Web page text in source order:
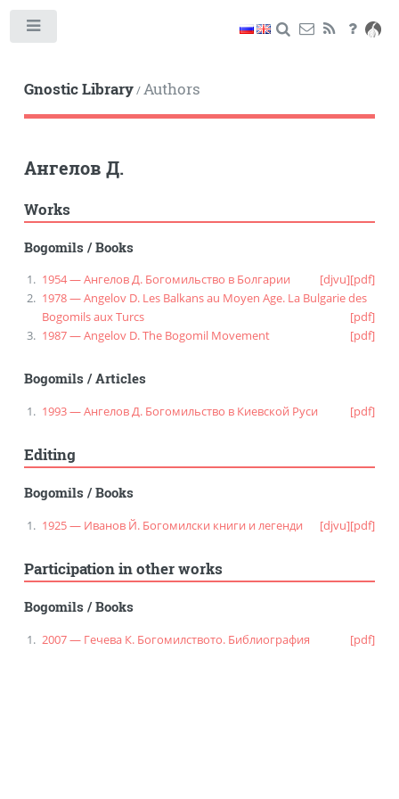
Gnostic Library/Authors
Ангелов Д.
Works
Bogomils/Books
1954 — Ангелов Д. Богомильство в Болгарии [djvu][pdf]
1978 — Angelov D. Les Balkans au Moyen Age. La Bulgarie des
Bogomils aux Turcs
[pdf]
1987 — Angelov D. The Bogomil Movement
[pdf]
Bogomils/Articles
1993 — Ангелов Д. Богомильство в Киевской Руси [pdf]
Editing
Bogomils/Books
1925 — Иванов Й. Богомилски книги и легенди [djvu][pdf]
Participation in other works
Bogomils/Books
2007 — Гечева К. Богомилството. Библиография [pdf]